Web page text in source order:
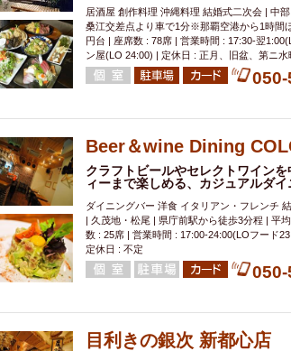
レ
ランチバイキング フルーツハイボール
鉄板焼き 幹事様特典 おばんざい チーズタ
定メニュー 春限定メニュー フレンチ
居酒屋 創作料理 沖縄料理 結婚式二次会 | 中
桑江交差点より車で1分※那覇空港から1時間
円台 | 座席数 : 78席 | 営業時間 : 17:30-翌
ン屋(LO 24:00) | 定休日 : 正月、旧盆、第ニ水
Beer＆wine Dining
クラフトビールやセレクトワイン
ィーまで楽しめる、カジュアルダイ
ダイニングバー 洋食 イタリアン・フレンチ
| 久茂地・松尾 | 県庁前駅から徒歩3分程 | 平
数 : 25席 | 営業時間 : 17:00-24:00(LOフード
定休日 : 不定
目利きの銀次 新都心店